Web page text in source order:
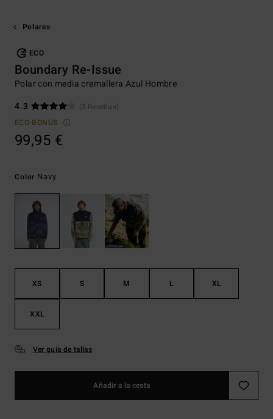
Polares
ECO
Boundary Re-Issue
Polar con media cremallera Azul Hombre
4.3
(3 Reseñas)
ECO-BONUS
99,95 €
Color Navy
XS S M L XL
XXL
Ver guía de tallas
Añadir a la cesta